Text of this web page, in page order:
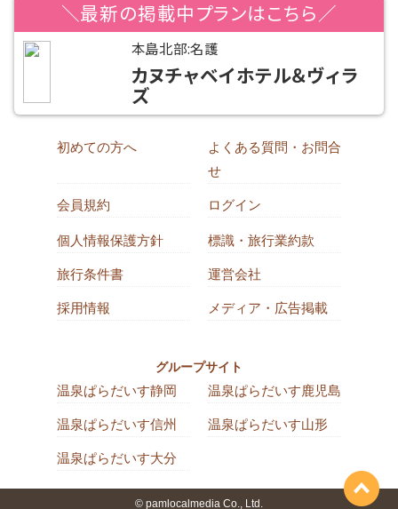
＼最新の掲載中プランはこちら／
本島北部:名護
カヌチャベイホテル＆ヴィラ
ズ
初めての方へ
よくある質問・お問合
せ
会員規約 ログイン
個人情報保護方針 標識・旅行業約款
旅行条件書 運営会社
採用情報 メディア・広告掲載
グループサイト
温泉ぱらだいす静岡 温泉ぱらだいす鹿児島
温泉ぱらだいす信州 温泉ぱらだいす山形
温泉ぱらだいす大分
© pamlocalmedia Co., Ltd.